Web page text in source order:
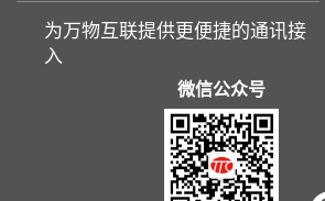
为万物互联提供更便捷的通讯接
入
微信公众号